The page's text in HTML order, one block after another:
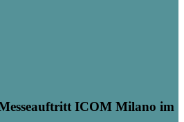
ICOM Milano im